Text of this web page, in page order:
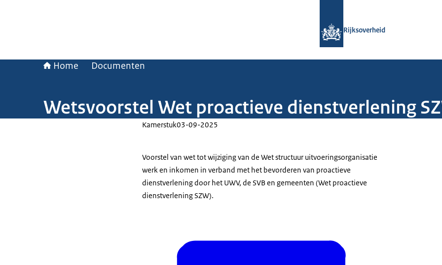
Rijksoverheid
Home Documenten
Wetsvoorstel Wet proactieve dienstverlening
Kamerstuk03-09-2025
Voorstel van wet tot wijziging van de Wet structuur uitvoeringsorganisatie
werk en inkomen in verband met het bevorderen van proactieve
dienstverlening door het UWV, de SVB en gemeenten (Wet proactieve
dienstverlening SZW).